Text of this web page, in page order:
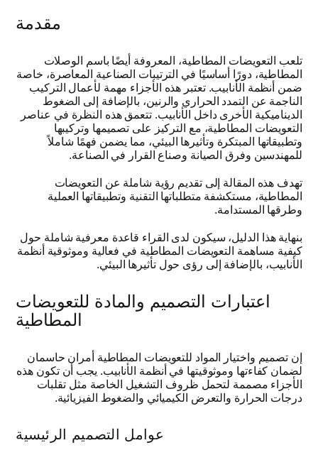
خدمة
عرض أسعار
مقدمة
تلعب التعويضات المطاطية، المعروفة أيضًا باسم الوصلات
المطاطية، دورًا أساسيًا في الترتيبات الصناعية المعاصرة، خاصة
ضمن أنظمة الأنابيب.تعتبر هذه الأجزاء مهمة لأعمال التركيب
الناجمة عن التمدد الحراري والرنين، بالإضافة إلى الضغوط
الديناميكية الأخرى داخل الأنابيب. تتعمق هذه النظرة في عناصر
التعويضات المطاطية، مع التركيز على تصميمها وتركيبها
وتطبيقاتها المبتكرة وتأثيرها البيئي، مما يضمن فهمًا شاملاً
للمهندسين وفرق الصيانة وصناع القرار في الصناعة.
تهدف هذه المقالة إلى تقديم رؤية شاملة عن التعويضات
المطاطية، مستكشفة متطلباتها التقنية وتطبيقاتها العملية
وطرقها المستدامة.
بنهاية هذا الدليل، سيكون لدى القراء قاعدة معرفية شاملة حول
كيفية مساهمة التعويضات المطاطية في فعالية وموثوقية أنظمة
الأنابيب، بالإضافة إلى رؤى حول تأثيرها البيئي.
اعتبارات التصميم والمادة للتعويضات
المطاطية
إن تصميم واختيار المواد للتعويضات المطاطية أمران حاسمان
لضمان كفاءتها وموثوقيتها في أنظمة الأنابيب. يجب أن تكون هذه
الأجزاء مصممة لتحمل ظروف التشغيل الخاصة مثل تقلبات
درجات الحرارة والتعرض الكيميائي والضغوط الفيزيائية.
عوامل التصميم الرئيسية